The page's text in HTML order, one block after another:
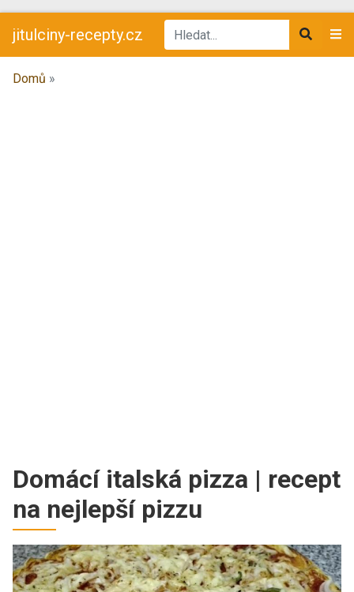
jitulciny-recepty.cz
Domů »
Domácí italská pizza | recept
na nejlepší pizzu